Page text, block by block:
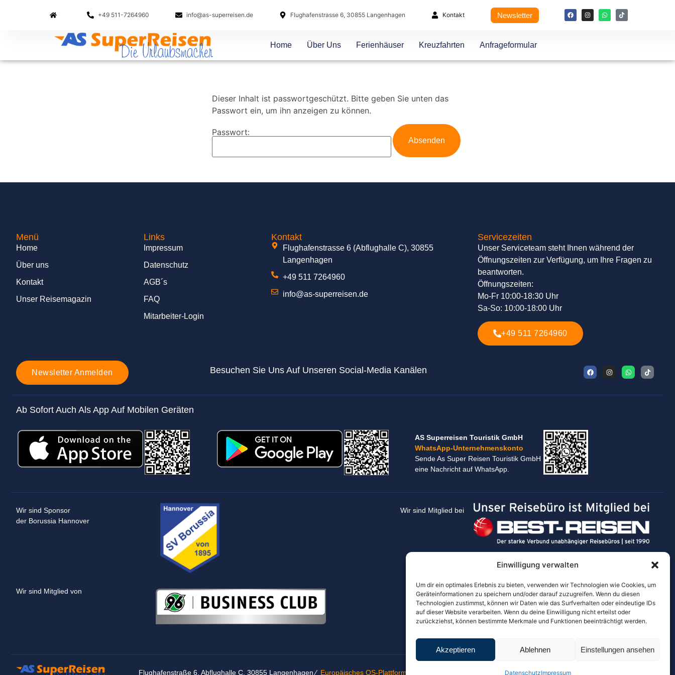
Einwilligung verwalten
Um dir ein optimales Erlebnis zu bieten, verwenden wir Technologien wie Cookies, um
Geräteinformationen zu speichern und/oder darauf zuzugreifen. Wenn du diesen
Technologien zustimmst, können wir Daten wie das Surfverhalten oder eindeutige IDs
auf dieser Website verarbeiten. Wenn du deine Einwilligung nicht erteilst oder
zurückziehst, können bestimmte Merkmale und Funktionen beeinträchtigt werden.
Akzeptieren Ablehnen Einstellungen ansehen
DatenschutzImpressum
+49 511-7264960 info@as-superreisen.de Flughafenstrasse 6, 30855 Langenhagen Kontakt Newsletter
Home Über Uns Ferienhäuser Kreuzfahrten Anfrageformular
Dieser Inhalt ist passwortgeschützt. Bitte geben Sie unten das
Passwort ein, um ihn anzeigen zu können.
Passwort:
Menü
Home
Über uns
Kontakt
Unser Reisemagazin
Links
Impressum
Datenschutz
AGB´s
FAQ
Mitarbeiter-Login
Kontakt
Flughafenstrasse 6 (Abflughalle C), 30855
Langenhagen
+49 511 7264960
info@as-superreisen.de
Servicezeiten
Unser Serviceteam steht Ihnen während der
Öffnungszeiten zur Verfügung, um Ihre Fragen zu
beantworten.
Öffnungszeiten:
Mo-Fr 10:00-18:30 Uhr
Sa-So: 10:00-18:00 Uhr
+49 511 7264960
Newsletter Anmelden Besuchen Sie Uns Auf Unseren Social-Media Kanälen
Ab Sofort Auch Als App Auf Mobilen Geräten
AS Superreisen Touristik GmbH
WhatsApp-Unternehmenskonto
Sende As Super Reisen Touristik GmbH
eine Nachricht auf WhatsApp.
Wir sind Sponsor
der Borussia Hannover
Wir sind Mitglied bei
Wir sind Mitglied von
Flughafenstraße 6, Abflughalle C, 30855 Langenhagen ⁄ Europäisches OS-Plattform Copyright © 2026 / All rights reserved.